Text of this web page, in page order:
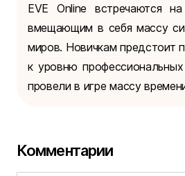
EVE Online встречаются
вмещающим в себя массу
миров. Новичкам предстоит
к уровню
провели в игре массу
Комментарии